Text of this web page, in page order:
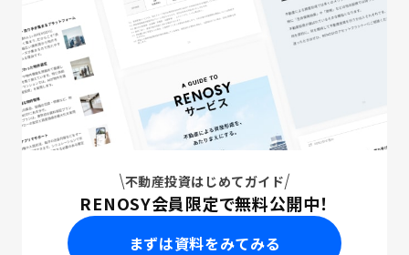
不動産投資はじめてガイド
RENOSY会員限定で無料公開中！
まずは資料をみてみる